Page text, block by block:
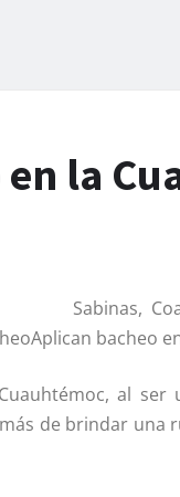
la
Sabinas,
bacheo
al
de brindar